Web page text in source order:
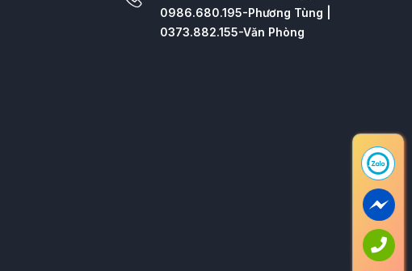
0986.680.195-Phương Tùng |
0373.882.155-Văn Phòng